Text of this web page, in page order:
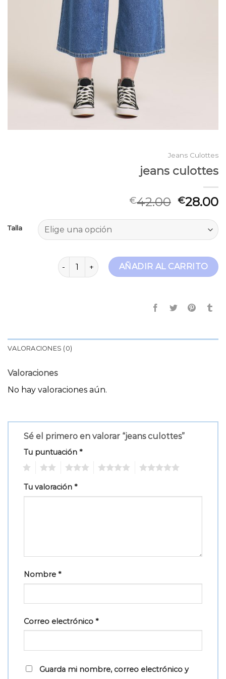
Jeans Culottes
jeans culottes
€42.00 €28.00
Talla
jeans culottes cantidadAÑADIR AL CARRITO
VALORACIONES (0)
Valoraciones
No hay valoraciones aún.
Sé el primero en valorar “jeans culottes”
Tu puntuación *
Tu valoración *
Nombre *
Correo electrónico *
Guarda mi nombre, correo electrónico y